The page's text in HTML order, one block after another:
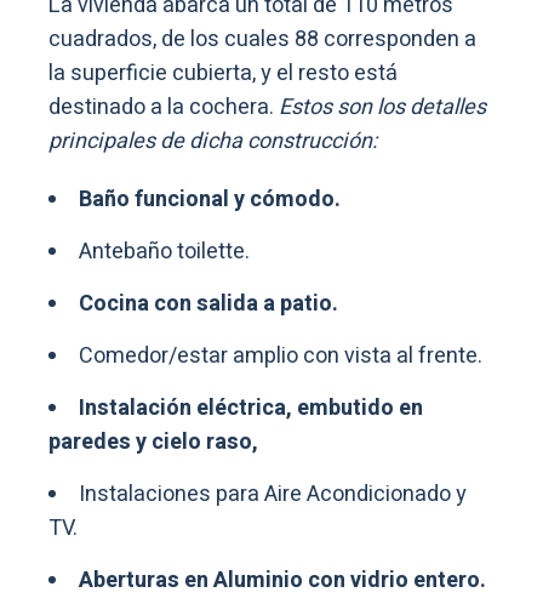
cuadrados, de los cuales 88 corresponden a
la superficie cubierta, y el resto está
destinado a la cochera. Estos son los detalles
principales de dicha construcción:
Baño funcional y cómodo.
Antebaño toilette.
Cocina con salida a patio.
Comedor/estar amplio con vista al frente.
Instalación eléctrica, embutido en
paredes y cielo raso,
Instalaciones para Aire Acondicionado y
TV.
Aberturas en Aluminio con vidrio entero.